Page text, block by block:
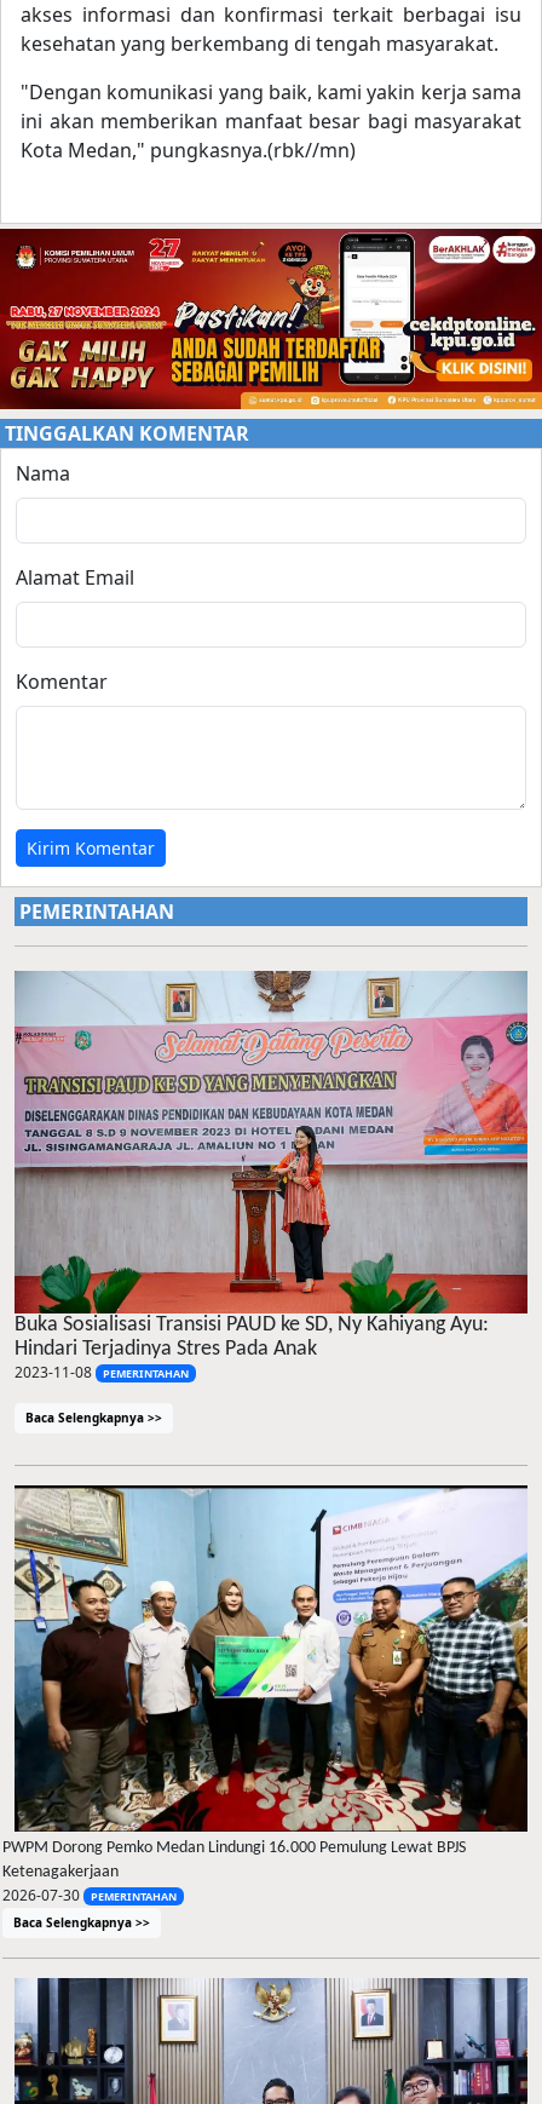
akses informasi dan konfirmasi terkait berbagai isu
kesehatan yang berkembang di tengah masyarakat.
"Dengan komunikasi yang baik, kami yakin kerja sama
ini akan memberikan manfaat besar bagi masyarakat
Kota Medan," pungkasnya.(rbk//mn)
TINGGALKAN KOMENTAR
Nama
Alamat Email
Komentar
Kirim Komentar
PEMERINTAHAN
Buka Sosialisasi Transisi PAUD ke SD, Ny Kahiyang Ayu:
Hindari Terjadinya Stres Pada Anak
2023-11-08 PEMERINTAHAN
Baca Selengkapnya >>
PWPM Dorong Pemko Medan Lindungi 16.000 Pemulung Lewat BPJS
Ketenagakerjaan
2026-07-30 PEMERINTAHAN
Baca Selengkapnya >>